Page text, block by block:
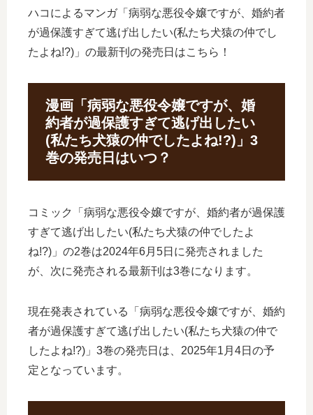
ハコによるマンガ「病弱な悪役令嬢ですが、婚約者
が過保護すぎて逃げ出したい(私たち犬猿の仲でし
たよね!?)」の最新刊の発売日はこちら！
漫画「病弱な悪役令嬢ですが、婚
約者が過保護すぎて逃げ出したい
(私たち犬猿の仲でしたよね!?)」3
巻の発売日はいつ？
コミック「病弱な悪役令嬢ですが、婚約者が過保護
すぎて逃げ出したい(私たち犬猿の仲でしたよ
ね!?)」の2巻は2024年6月5日に発売されました
が、次に発売される最新刊は3巻になります。
現在発表されている「病弱な悪役令嬢ですが、婚約
者が過保護すぎて逃げ出したい(私たち犬猿の仲で
したよね!?)」3巻の発売日は、2025年1月4日の予
定となっています。